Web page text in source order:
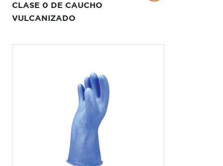
CLASE 0 DE CAUCHO
VULCANIZADO